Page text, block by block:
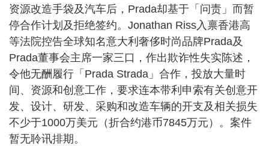
资源改造手袋及汽车后，Prada却基于「问责」而暂
停合作计划及拒绝签约。Jonathan Riss入禀香港高
等法院控告全球知名意大利奢侈时尚品牌Prada及
Prada董事会主席一家三口，作出欺诈性失实陈述，
令他无酬履行「Prada Strada」合作，投放大量时
间、资源和创意工作，要求连本带利申索有关创意开
发、设计、研发、采购和改造车辆的开支及相关损失
不少于1000万美元（折合约港币7845万元）。案件
暂无聆讯排期。